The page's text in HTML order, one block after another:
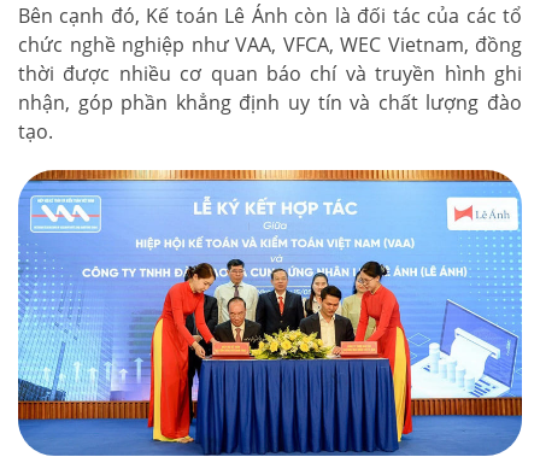
Bên cạnh đó, Kế toán Lê Ánh còn là đối tác của các tổ
chức nghề nghiệp như VAA, VFCA, WEC Vietnam, đồng
thời được nhiều cơ quan báo chí và truyền hình ghi
nhận, góp phần khẳng định uy tín và chất lượng đào
tạo.